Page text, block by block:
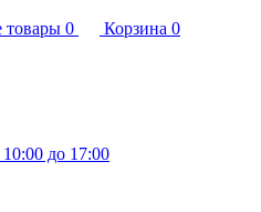
товары 0 Корзина 0
до 17:00